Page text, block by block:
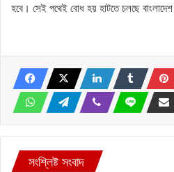
হবে। সেই পথেই বোধ হয় হাটতে চলছে বাংলাদেশ
সংশ্লিষ্ট সংবাদ